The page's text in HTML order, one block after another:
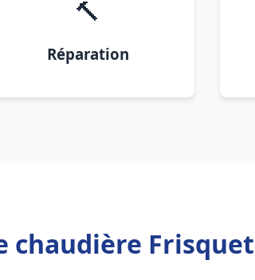
🔨
Réparation
Frisquet